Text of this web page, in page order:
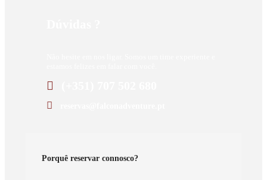
Porquê reservar connosco?